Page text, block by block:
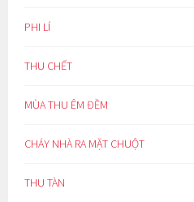
PHI LÍ
THU CHẾT
MÙA THU ÊM ĐỀM
CHÁY NHÀ RA MẶT CHUỘT
THU TÀN